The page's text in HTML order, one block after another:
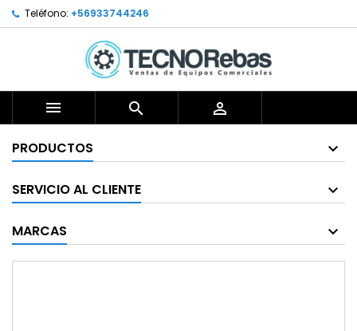
Teléfono: +56933744246
  
PRODUCTOS
SERVICIO AL CLIENTE
MARCAS